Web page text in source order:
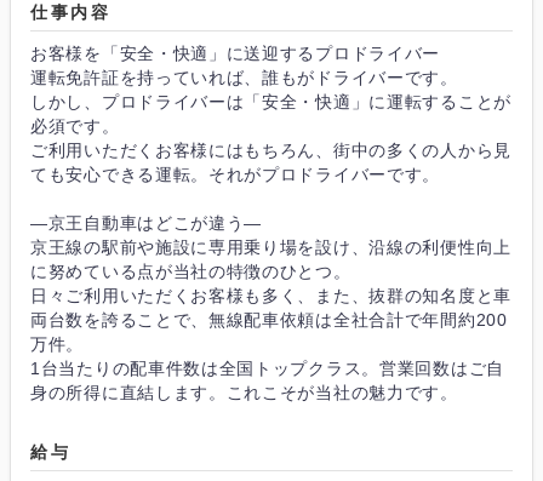
仕事内容
お客様を「安全・快適」に送迎するプロドライバー
運転免許証を持っていれば、誰もがドライバーです。
しかし、プロドライバーは「安全・快適」に運転することが
必須です。
ご利用いただくお客様にはもちろん、街中の多くの人から見
ても安心できる運転。それがプロドライバーです。
―京王自動車はどこが違う―
京王線の駅前や施設に専用乗り場を設け、沿線の利便性向上
に努めている点が当社の特徴のひとつ。
日々ご利用いただくお客様も多く、また、抜群の知名度と車
両台数を誇ることで、無線配車依頼は全社合計で年間約200
万件。
1台当たりの配車件数は全国トップクラス。営業回数はご自
身の所得に直結します。これこそが当社の魅力です。
給与